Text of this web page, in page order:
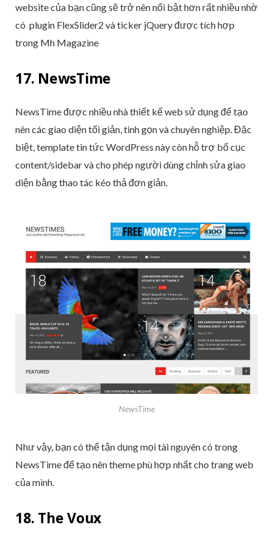
website của bạn cũng sẽ trở nên nổi bật hơn rất nhiều nhờ
có plugin FlexSlider2 và ticker jQuery được tích hợp
trong Mh Magazine
17. NewsTime
NewsTime được nhiều nhà thiết kế web sử dụng để tạo
nên các giao diện tối giản, tinh gọn và chuyên nghiệp. Đặc
biệt, template tin tức WordPress này còn hỗ trợ bố cục
content/sidebar và cho phép người dùng chỉnh sửa giao
diện bằng thao tác kéo thả đơn giản.
NewsTime
Như vậy, bạn có thể tận dụng mọi tài nguyên có trong
NewsTime để tạo nên theme phù hợp nhất cho trang web
của mình.
18. The Voux